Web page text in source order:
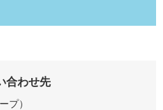
合わせ先
プ